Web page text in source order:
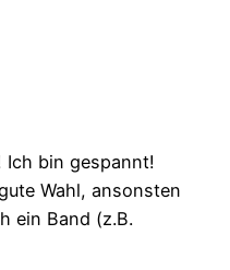
Ich bin gespannt!
Wahl, ansonsten
ein Band (z.B.